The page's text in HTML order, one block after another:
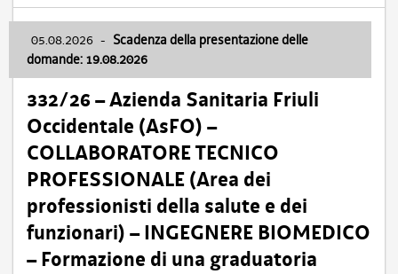
05.08.2026 - Scadenza della presentazione delle
domande: 19.08.2026
332/26 – Azienda Sanitaria Friuli
Occidentale (AsFO) –
COLLABORATORE TECNICO
PROFESSIONALE (Area dei
professionisti della salute e dei
funzionari) – INGEGNERE BIOMEDICO
– Formazione di una graduatoria